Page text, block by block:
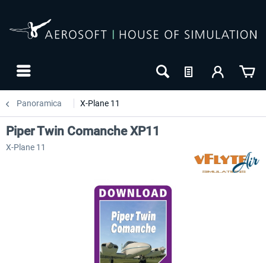
Panoramica X-Plane 11
Piper Twin Comanche XP11
X-Plane 11